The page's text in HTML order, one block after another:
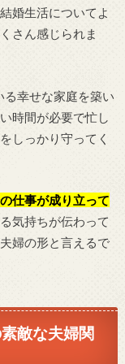
婚生活についてよ
さん感じられま
幸せな家庭を築い
時間が必要で忙し
しっかり守ってく
仕事が成り立って
気持ちが伝わって
婦の形と言えるで
敵な夫婦関